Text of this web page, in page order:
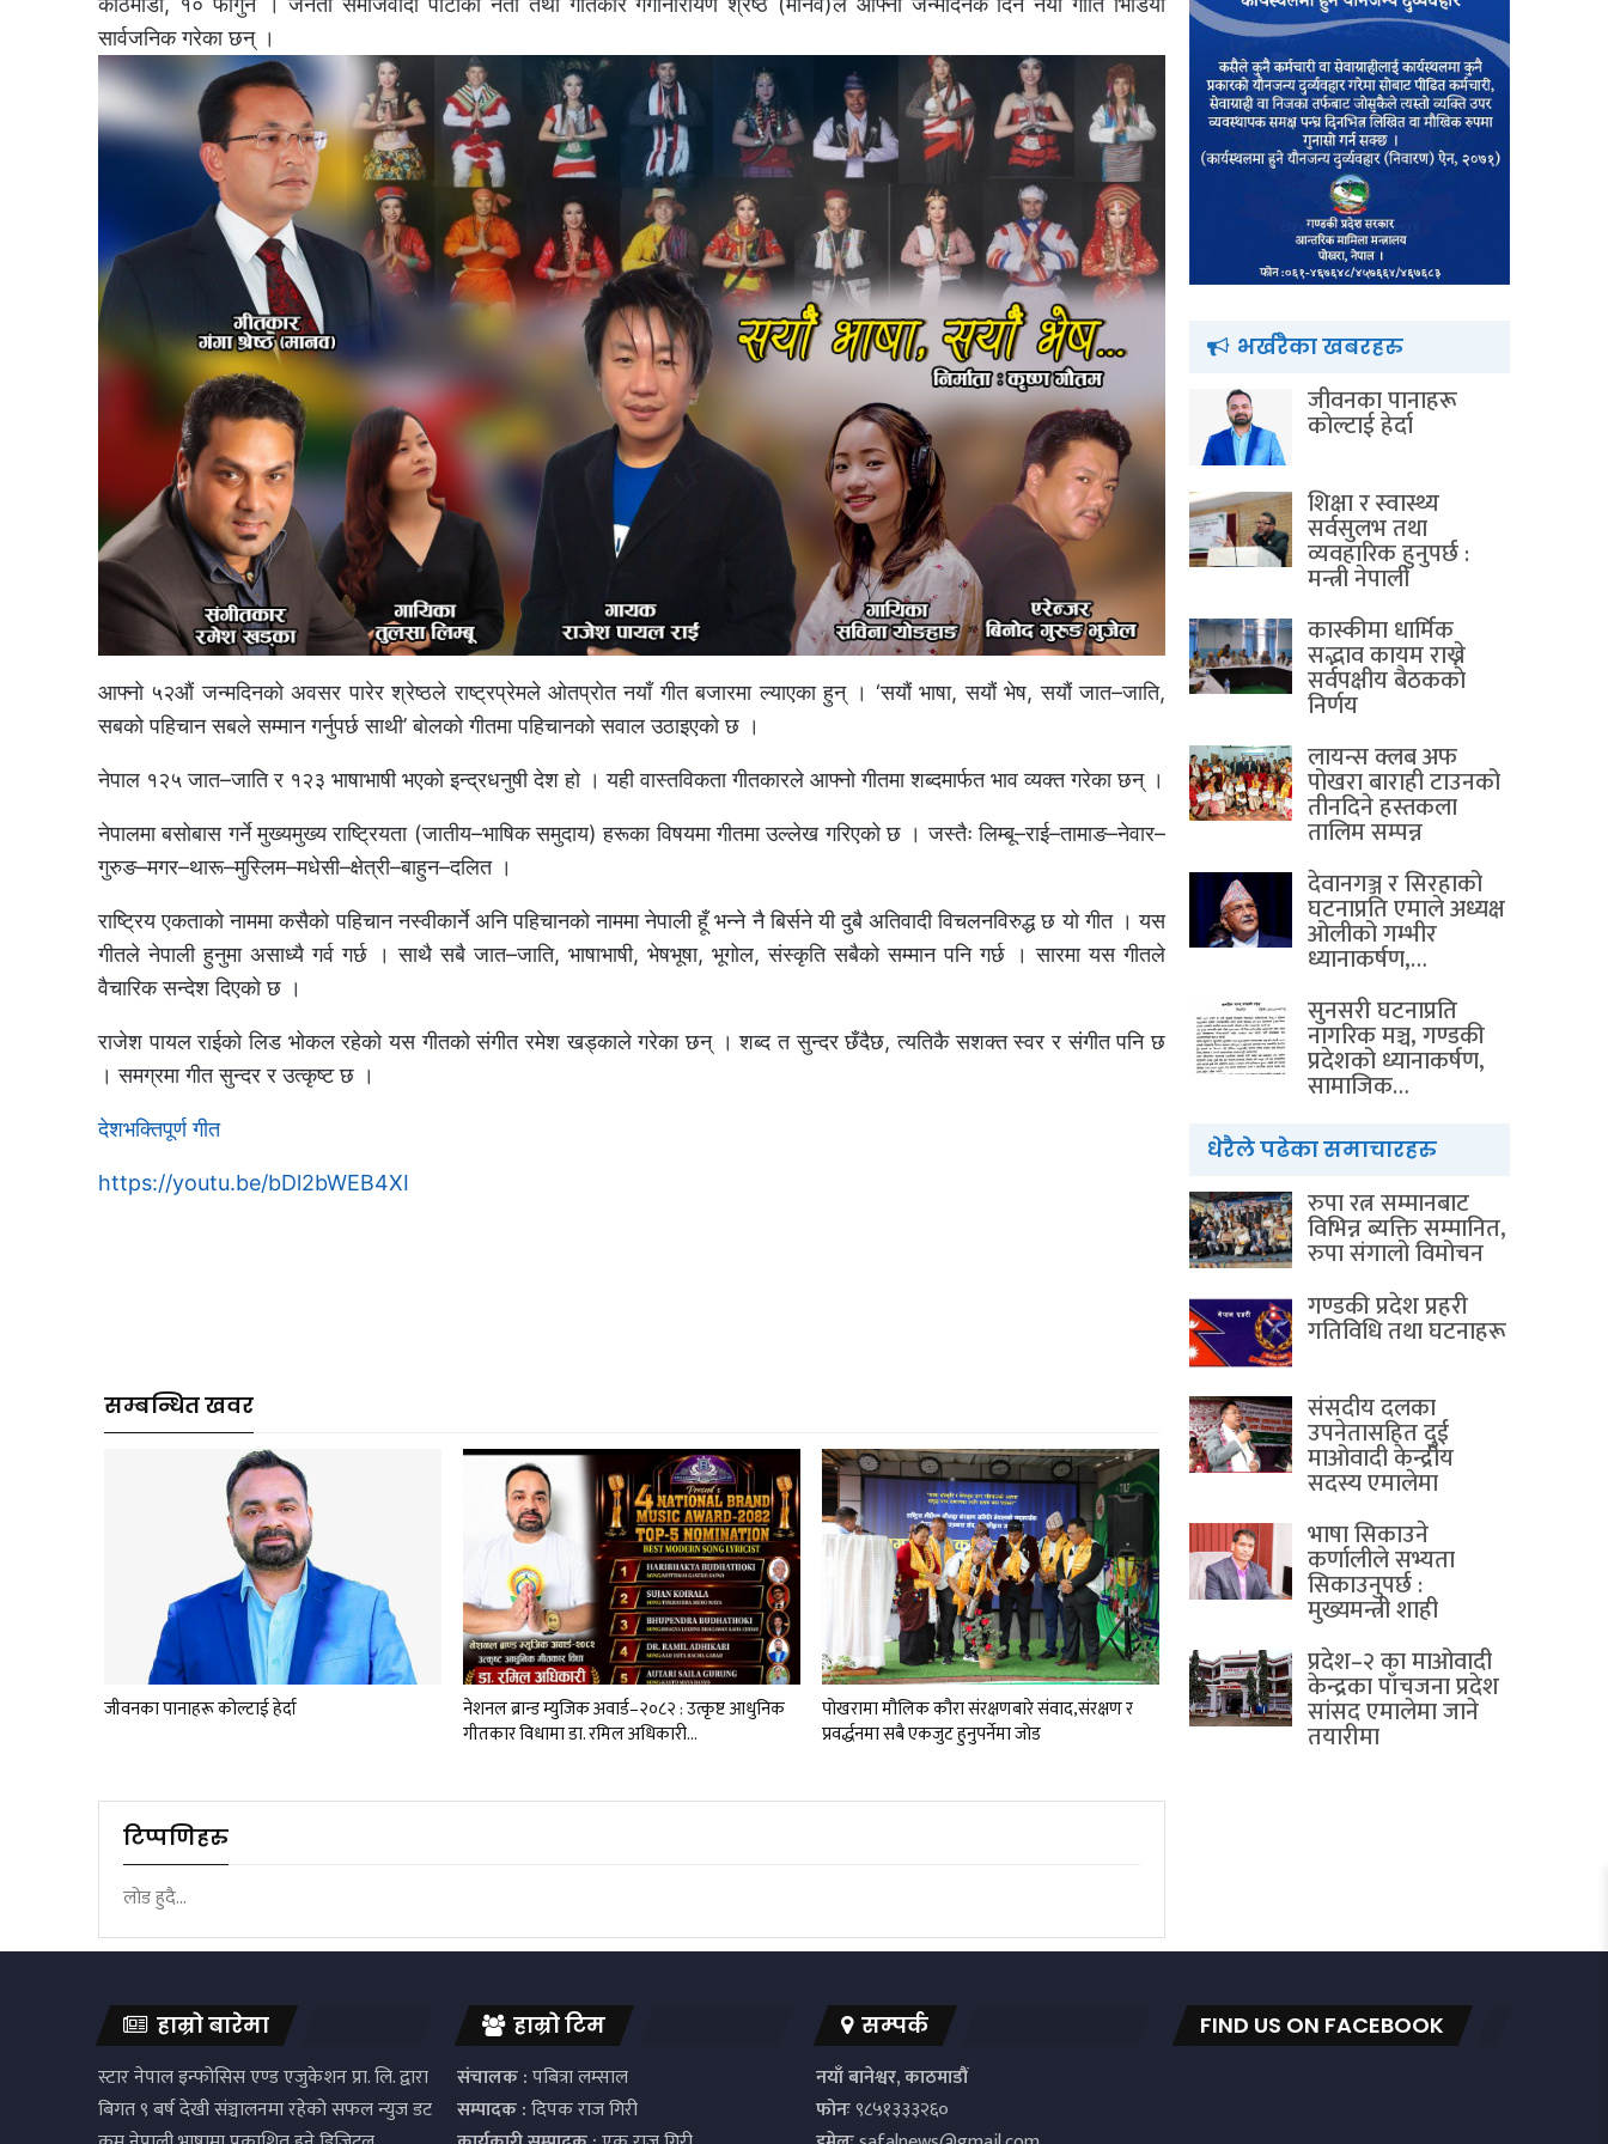
सार्वजनिक गरेका छन् ।
आफ्नो ५२औं जन्मदिनको अवसर पारेर श्रेष्ठले राष्ट्रप्रेमले ओतप्रोत नयाँ गीत बजारमा ल्याएका हुन् । ‘सयौं भाषा, सयौं भेष, सयौं जात–जाति,
सबको पहिचान सबले सम्मान गर्नुपर्छ साथी’ बोलको गीतमा पहिचानको सवाल उठाइएको छ ।
नेपाल १२५ जात–जाति र १२३ भाषाभाषी भएको इन्द्रधनुषी देश हो । यही वास्तविकता गीतकारले आफ्नो गीतमा शब्दमार्फत भाव व्यक्त गरेका छन् ।
नेपालमा बसोबास गर्ने मुख्यमुख्य राष्ट्रियता (जातीय–भाषिक समुदाय) हरूका विषयमा गीतमा उल्लेख गरिएको छ । जस्तैः लिम्बू–राई–तामाङ–नेवार–
गुरुङ–मगर–थारू–मुस्लिम–मधेसी–क्षेत्री–बाहुन–दलित ।
राष्ट्रिय एकताको नाममा कसैको पहिचान नस्वीकार्ने अनि पहिचानको नाममा नेपाली हूँ भन्ने नै बिर्सने यी दुबै अतिवादी विचलनविरुद्ध छ यो गीत । यस
गीतले नेपाली हुनुमा असाध्यै गर्व गर्छ । साथै सबै जात–जाति, भाषाभाषी, भेषभूषा, भूगोल, संस्कृति सबैको सम्मान पनि गर्छ । सारमा यस गीतले
वैचारिक सन्देश दिएको छ ।
राजेश पायल राईको लिड भोकल रहेको यस गीतको संगीत रमेश खड्काले गरेका छन् । शब्द त सुन्दर छँदैछ, त्यतिकै सशक्त स्वर र संगीत पनि छ
। समग्रमा गीत सुन्दर र उत्कृष्ट छ ।
देशभक्तिपूर्ण गीत
https://youtu.be/bDl2bWEB4XI
सम्बन्धित खवर
जीवनका पानाहरू कोल्टाई हेर्दा
नेशनल ब्रान्ड म्युजिक अवार्ड–२०८२ : उत्कृष्ट आधुनिक
गीतकार विधामा डा. रमिल अधिकारी…
पोखरामा मौलिक कौरा संरक्षणबारे संवाद,संरक्षण र
प्रवर्द्धनमा सबै एकजुट हुनुपर्नेमा जोड
टिप्पणिहरु
लोड हुदै...
भर्खरैका खबरहरु
जीवनका पानाहरू
कोल्टाई हेर्दा
शिक्षा र स्वास्थ्य
सर्वसुलभ तथा
व्यवहारिक हुनुपर्छ :
मन्त्री नेपाली
कास्कीमा धार्मिक
सद्भाव कायम राख्ने
सर्वपक्षीय बैठककाे
निर्णय
लायन्स क्लब अफ
पोखरा बाराही टाउनको
तीनदिने हस्तकला
तालिम सम्पन्न
देवानगञ्ज र सिरहाको
घटनाप्रति एमाले अध्यक्ष
ओलीको गम्भीर
ध्यानाकर्षण,…
सुनसरी घटनाप्रति
नागरिक मञ्च, गण्डकी
प्रदेशको ध्यानाकर्षण,
सामाजिक…
धेरैले पढेका समाचारहरु
रुपा रत्न सम्मानबाट
विभिन्न ब्यक्ति सम्मानित,
रुपा संगालो विमोचन
गण्डकी प्रदेश प्रहरी
गतिविधि तथा घटनाहरू
संसदीय दलका
उपनेतासहित दुई
माओवादी केन्द्रीय
सदस्य एमालेमा
भाषा सिकाउने
कर्णालीले सभ्यता
सिकाउनुपर्छ :
मुख्यमन्त्री शाही
प्रदेश–२ का माओवादी
केन्द्रका पाँचजना प्रदेश
सांसद एमालेमा जाने
तयारीमा
हाम्रो बारेमा
स्टार नेपाल इन्फोसिस एण्ड एजुकेशन प्रा. लि. द्वारा
बिगत ९ बर्ष देखी संञ्चालनमा रहेको सफल न्युज डट
हाम्रो टिम
संचालक :पबित्रा लम्साल
सम्पादक :दिपक राज गिरी
सम्पर्क
नयाँ बानेश्वर, काठमाडौं
फोनः९८५१३३३२६०
FIND US ON FACEBOOK